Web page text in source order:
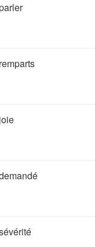
remparts
joie